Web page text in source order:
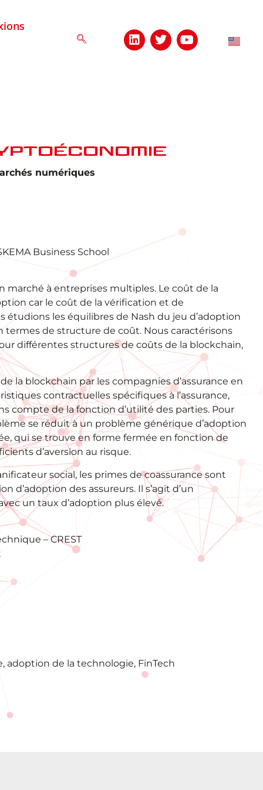
numériques
Business School
marché à entreprises multiples. Le coût de la
car le coût de la vérification et de
les équilibres de Nash du jeu d’adoption
termes de structure de coût. Nous caractérisons
différentes structures de coûts de la blockchain,
la blockchain par les compagnies d’assurance en
contractuelles spécifiques à l’assurance,
compte de la fonction d’utilité des parties. Pour
se réduit à un problème générique d’adoption
qui se trouve en forme fermée en fonction de
d’aversion au risque.
social, les primes de coassurance sont
d’adoption des assureurs. Il s’agit d’un
un taux d’adoption plus élevé.
– CREST
adoption de la technologie, FinTech